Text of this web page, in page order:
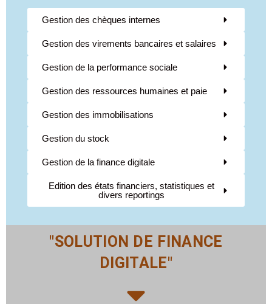
Gestion des chèques internes
Gestion des virements bancaires et salaires
Gestion de la performance sociale
Gestion des ressources humaines et paie
Gestion des immobilisations
Gestion du stock
Gestion de la finance digitale
Edition des états financiers, statistiques et
divers reportings
"SOLUTION DE FINANCE
DIGITALE"